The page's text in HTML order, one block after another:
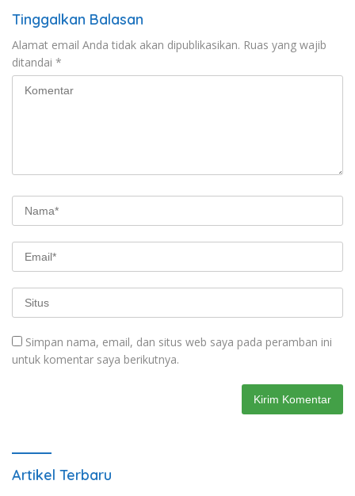
Tinggalkan Balasan
Alamat email Anda tidak akan dipublikasikan. Ruas yang wajib
ditandai *
Simpan nama, email, dan situs web saya pada peramban ini
untuk komentar saya berikutnya.
Artikel Terbaru